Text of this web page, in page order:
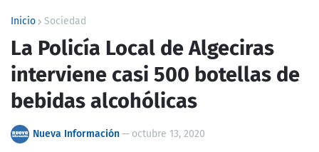
Inicio Sociedad
La Policía Local de Algeciras
interviene casi 500 botellas de
bebidas alcohólicas
Nueva Información— octubre 13, 2020